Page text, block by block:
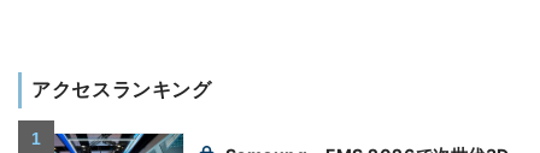
アクセスランキング